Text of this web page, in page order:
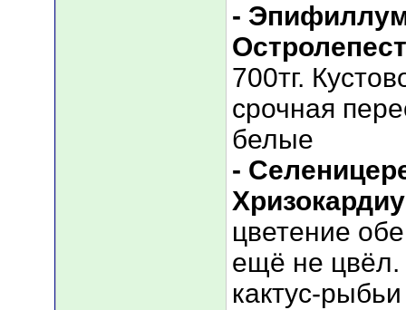
-
700тг.
срочная
белые
-
цветение
ещё не
кактус-